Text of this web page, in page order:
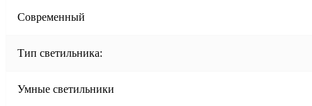
Современный
Тип светильника:
Умные светильники